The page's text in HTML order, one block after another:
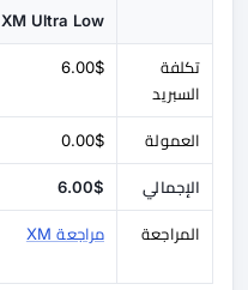
XM Ultra Low
تكلفة
السبريد
6.00$
العمولة 0.00$
الإجمالي 6.00$
المراجعة مراجعة XM